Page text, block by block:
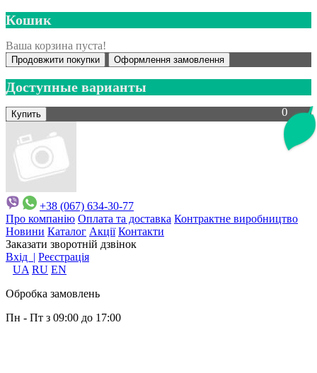
Кошик
Ваша корзина пуста!
Продовжити покупки Оформлення замовлення
0
Доступные варианты
+38 (067) 634-30-77
Про компанію Оплата та доставка Контрактне виробництво
Новини Каталог Акції Контакти
Заказати зворотній дзвінок
Вхід | Реєстрація
UA RU EN
Обробка замовлень
Пн - Пт з 09:00 до 17:00